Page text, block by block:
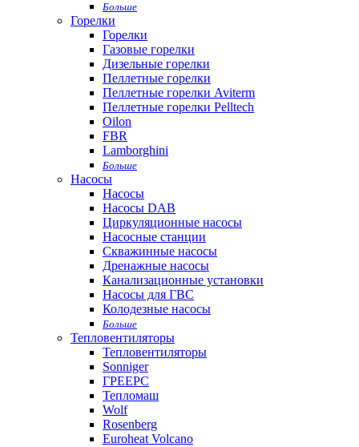
Больше
Горелки
Горелки
Газовые горелки
Дизельные горелки
Пеллетные горелки
Пеллетные горелки Aviterm
Пеллетные горелки Pelltech
Oilon
FBR
Lamborghini
Больше
Насосы
Насосы
Насосы DAB
Циркуляционные насосы
Насосные станции
Скважинные насосы
Дренажные насосы
Канализационные установки
Насосы для ГВС
Колодезные насосы
Больше
Тепловентиляторы
Тепловентиляторы
Sonniger
ГРЕЕРС
Тепломаш
Wolf
Rosenberg
Euroheat Volcano